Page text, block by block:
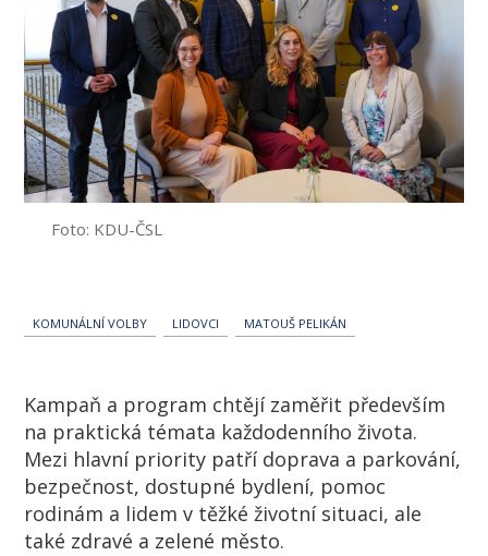
Foto: KDU-ČSL
KOMUNÁLNÍ VOLBY LIDOVCI MATOUŠ PELIKÁN
Kampaň a program chtějí zaměřit především
na praktická témata každodenního života.
Mezi hlavní priority patří doprava a parkování,
bezpečnost, dostupné bydlení, pomoc
rodinám a lidem v těžké životní situaci, ale
také zdravé a zelené město.